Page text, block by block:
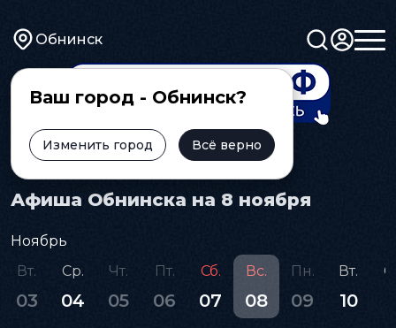
Обнинск
Ваш город - Обнинск?
Изменить город Всё верно
Главная Афиша
Афиша Обнинска на 8 ноября
Ноябрь
Вт.
03
Ср.
04
Чт.
05
Пт.
06
Сб.
07
Вс.
08
Пн.
09
Вт.
10